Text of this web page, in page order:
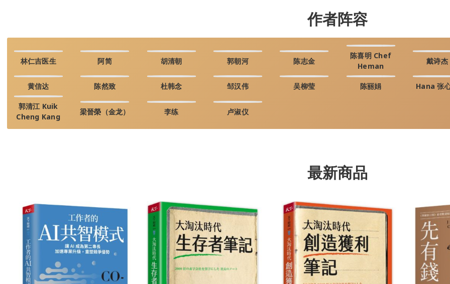
作者阵容
林仁吉医生 阿简 胡清朝 郭朝河 陈志金
陈喜明 Chef
Heman
戴诗杰
黄信达 陈然致 杜韩念 邹汉伟 吴柳莹 陈丽娟 Hana 张
郭清江 Kuik
Cheng Kang
梁晉榮（金龙） 李练 卢淑仪
最新商品